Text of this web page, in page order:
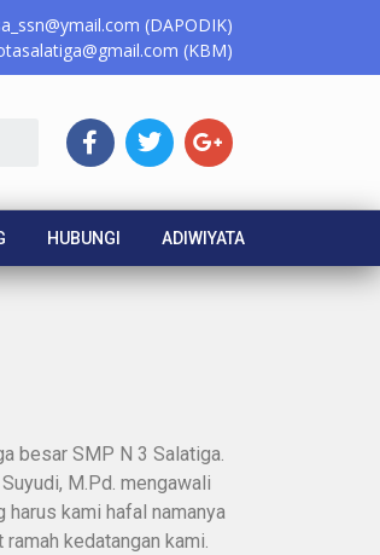
(DAPODIK)
(KBM)
HUBUNGI ADIWIYATA
besar SMP N 3 Salatiga.
M.Pd. mengawali
harus kami hafal namanya
kedatangan kami.